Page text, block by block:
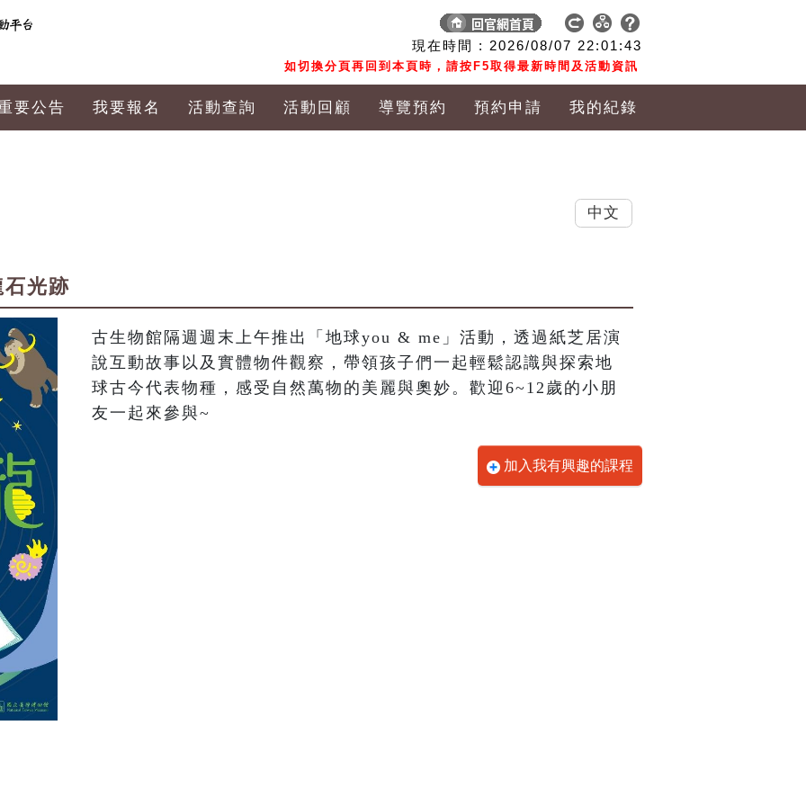
現在時間 : 2026/08/07 22:01:45
如切換分頁再回到本頁時，請按F5取得最新時間及活動資訊
要公告 我要報名 活動查詢 活動回顧 導覽預約 預約申請 我的紀錄
光跡
古生物館隔週週末上午推出「地球you & me」活動，透過紙芝居演
說互動故事以及實體物件觀察，帶領孩子們一起輕鬆認識與探索地
球古今代表物種，感受自然萬物的美麗與奧妙。歡迎6~12歲的小朋
友一起來參與~
加入我有興趣的課程